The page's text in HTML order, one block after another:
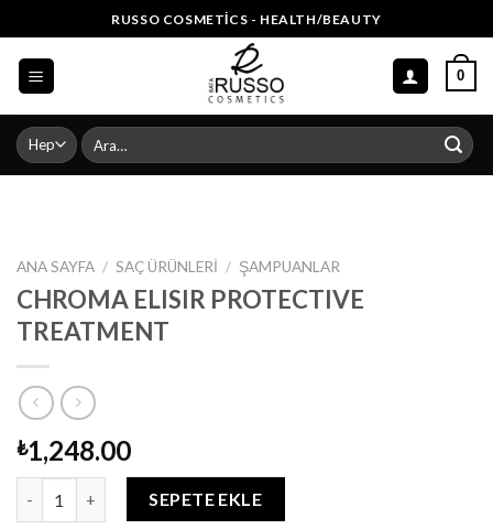
to
content
RUSSO COSMETICS - HEALTH/BEAUTY
0
Ara:
ANA SAYFA / SAÇ ÜRÜNLERI / ŞAMPUANLAR
CHROMA ELISIR PROTECTIVE
TREATMENT
₺1,248.00
CHROMA ELISIR PROTECTIVE TREATMENT adet
SEPETE EKLE